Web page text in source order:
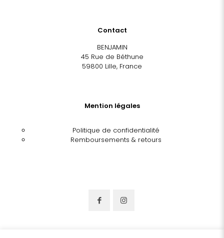
Contact
BENJAMIN
45 Rue de Béthune
59800 Lille, France
Mention légales
Politique de confidentialité
Remboursements & retours